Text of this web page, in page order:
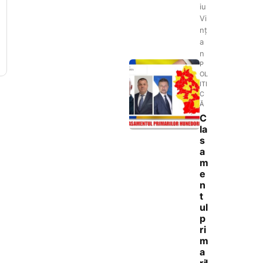
iu
Vi
nț
a
n
P
OL
ITI
C
Ă
C
la
s
a
m
e
n
t
ul
p
ri
m
a